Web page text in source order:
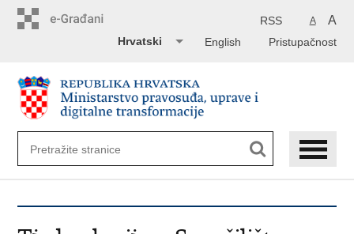
A A
RSS
Pristupačnost
English
Hrvatski